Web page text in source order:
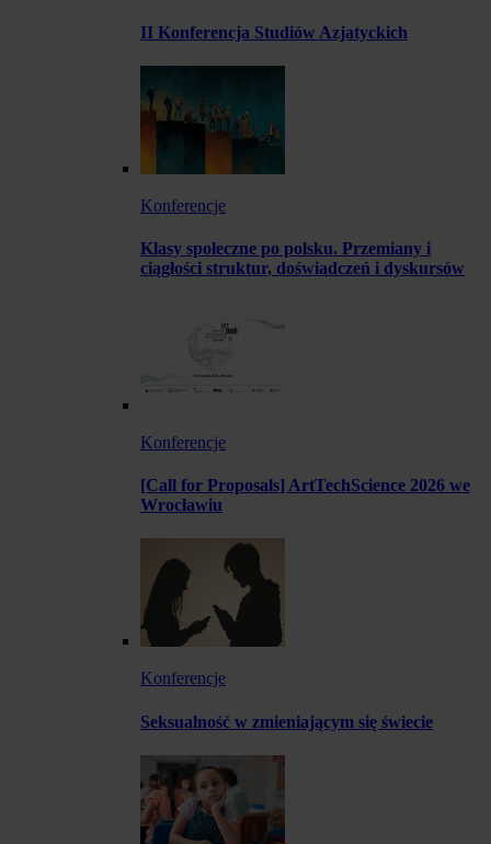
II Konferencja Studiów Azjatyckich
Konferencje
Klasy społeczne po polsku. Przemiany i
ciągłości struktur, doświadczeń i dyskursów
Konferencje
[Call for Proposals] ArtTechScience 2026 we
Wrocławiu
Konferencje
Seksualność w zmieniającym się świecie